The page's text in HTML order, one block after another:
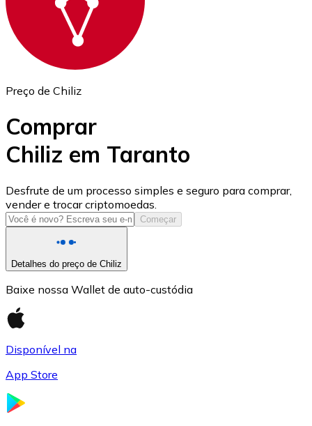
ETH
USD Coin
USDC
Preço de Chiliz
Comprar
Chiliz em Taranto
Desfrute de um processo simples e seguro para comprar,
vender e trocar criptomoedas.
Começar
Detalhes do preço de Chiliz
Baixe nossa Wallet de auto-custódia
Disponível na
App Store